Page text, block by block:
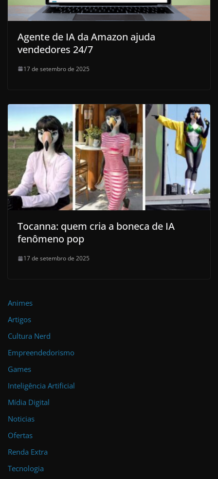
Agente de IA da Amazon ajuda
vendedores 24/7
17 de setembro de 2025
Tocanna: quem cria a boneca de IA
fenômeno pop
17 de setembro de 2025
Animes
Artigos
Cultura Nerd
Empreendedorismo
Games
Inteligência Artificial
Mídia Digital
Noticias
Ofertas
Renda Extra
Tecnologia